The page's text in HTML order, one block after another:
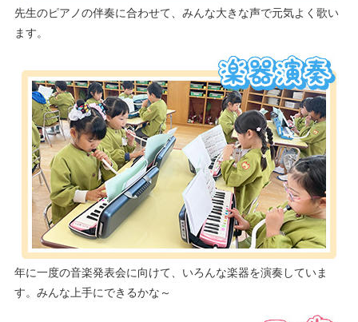
先生のピアノの伴奏に合わせて、みんな大きな声で元気よく歌い
ます。
年に一度の音楽発表会に向けて、いろんな楽器を演奏していま
す。みんな上手にできるかな～